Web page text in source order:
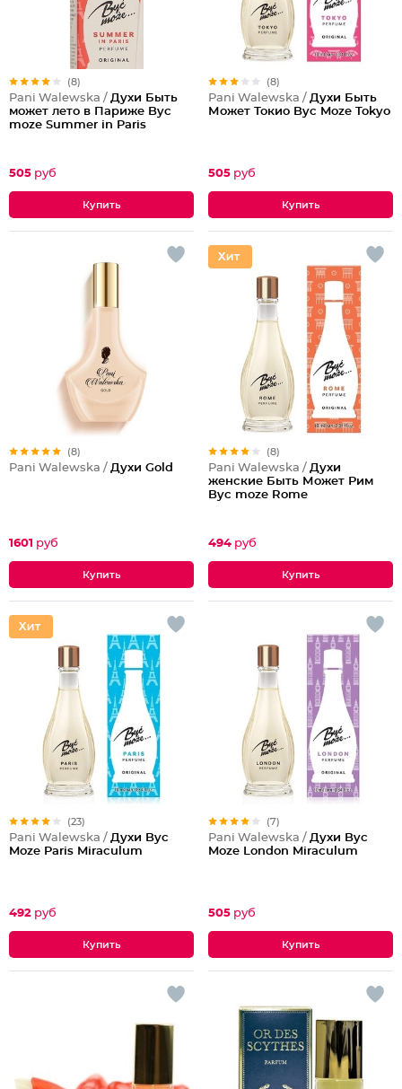
(8)
Pani Walewska / Духи Быть
может лето в Париже Byc
moze Summer in Paris
505 руб
(8)
Pani Walewska / Духи Быть
Может Токио Byc Moze Tokyo
505 руб
(8)
Pani Walewska / Духи Gold
1601 руб
(8)
Pani Walewska / Духи
женские Быть Может Рим
Byc moze Rome
494 руб
(23)
Pani Walewska / Духи Byc
Moze Paris Miraculum
492 руб
(7)
Pani Walewska / Духи Byc
Moze London Miraculum
505 руб